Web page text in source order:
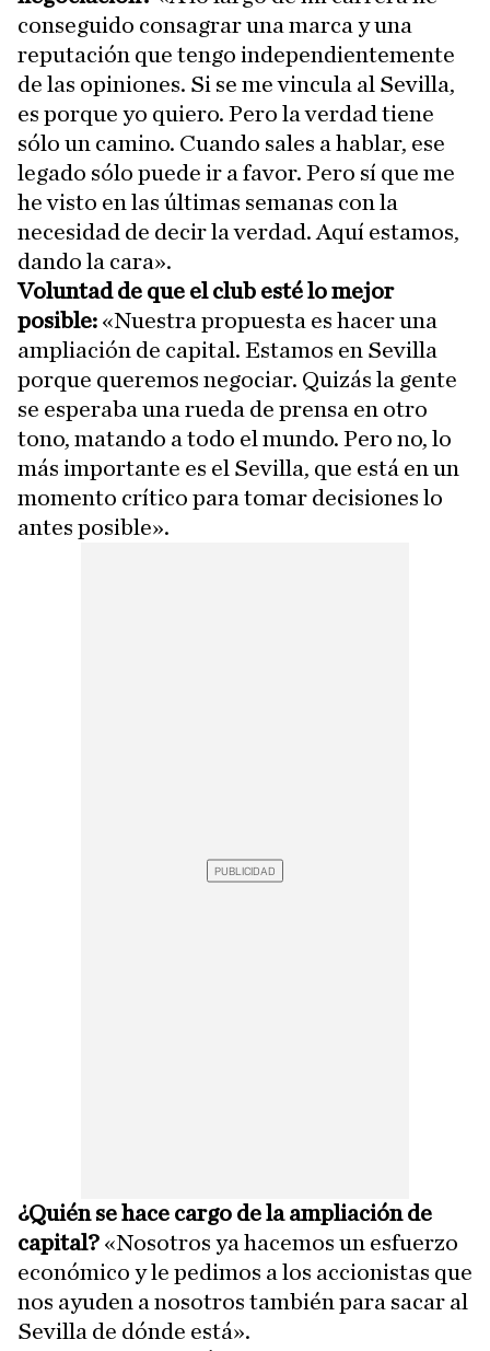
conseguido consagrar una marca y una
reputación que tengo independientemente
de las opiniones. Si se me vincula al Sevilla,
es porque yo quiero. Pero la verdad tiene
sólo un camino. Cuando sales a hablar, ese
legado sólo puede ir a favor. Pero sí que me
he visto en las últimas semanas con la
necesidad de decir la verdad. Aquí estamos,
dando la cara».
Voluntad de que el club esté lo mejor
posible: «Nuestra propuesta es hacer una
ampliación de capital. Estamos en Sevilla
porque queremos negociar. Quizás la gente
se esperaba una rueda de prensa en otro
tono, matando a todo el mundo. Pero no, lo
más importante es el Sevilla, que está en un
momento crítico para tomar decisiones lo
antes posible».
¿Quién se hace cargo de la ampliación de
capital? «Nosotros ya hacemos un esfuerzo
económico y le pedimos a los accionistas que
nos ayuden a nosotros también para sacar al
Sevilla de dónde está».